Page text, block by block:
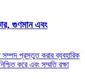
গুণমান এবং
প্রস্তুত করার ব্যবহারিক
করে এবং সম্মতি রক্ষা